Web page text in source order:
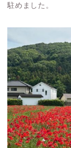
駐めました。